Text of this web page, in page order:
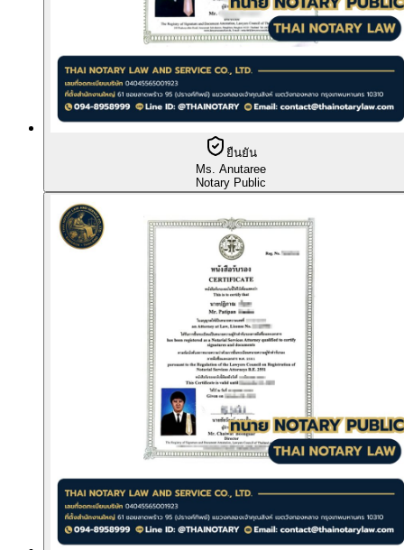
ยืนยัน
Ms. Anutaree
Notary Public